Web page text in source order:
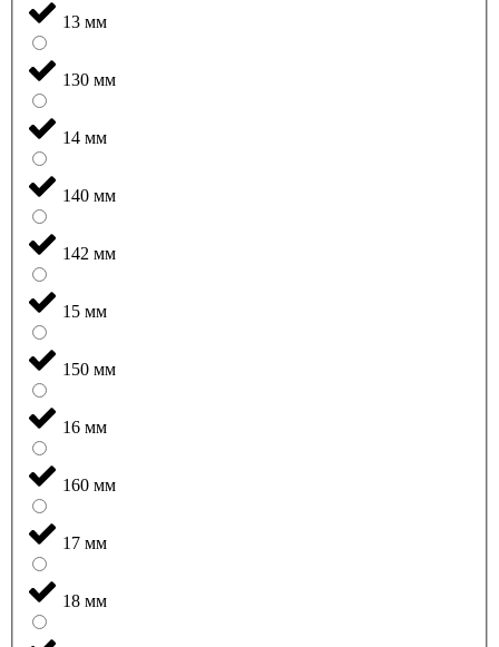
13 мм
130 мм
14 мм
140 мм
142 мм
15 мм
150 мм
16 мм
160 мм
17 мм
18 мм